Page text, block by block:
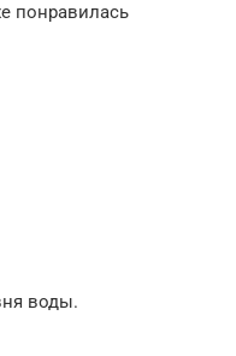
понравилась
воды.